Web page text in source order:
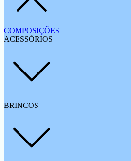
COMPOSIÇÕES
ACESSÓRIOS
BRINCOS